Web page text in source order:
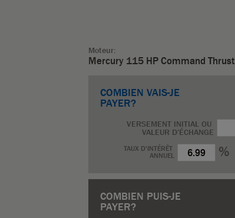
Moteur:
Mercury 115 HP Command Thrust
COMBIEN VAIS-JE
PAYER?
VERSEMENT INITIAL OU
VALEUR D'ÉCHANGE
TAUX D'INTÉRÊT
ANNUEL
%
COMBIEN PUIS-JE
PAYER?